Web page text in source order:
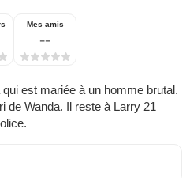
Mes amis
--
est mariée à un homme brutal.
de Wanda. Il reste à Larry 21